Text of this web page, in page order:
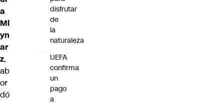
a
Ml
yn
ar
z,
ab
or
dó
disfrutar
de
la
naturaleza
UEFA
confirma
un
pago
a